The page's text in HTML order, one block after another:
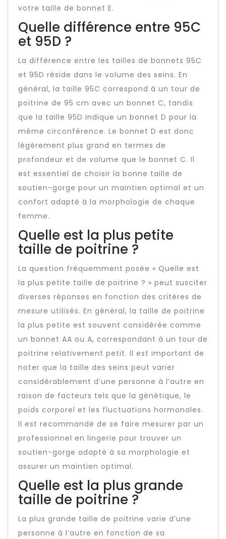
votre taille de bonnet E.
Quelle différence entre 95C
et 95D ?
La différence entre les tailles de bonnets 95C
et 95D réside dans le volume des seins. En
général, la taille 95C correspond à un tour de
poitrine de 95 cm avec un bonnet C, tandis
que la taille 95D indique un bonnet D pour la
même circonférence. Le bonnet D est donc
légèrement plus grand en termes de
profondeur et de volume que le bonnet C. Il
est essentiel de choisir la bonne taille de
soutien-gorge pour un maintien optimal et un
confort adapté à la morphologie de chaque
femme.
Quelle est la plus petite
taille de poitrine ?
La question fréquemment posée « Quelle est
la plus petite taille de poitrine ? » peut susciter
diverses réponses en fonction des critères de
mesure utilisés. En général, la taille de poitrine
la plus petite est souvent considérée comme
un bonnet AA ou A, correspondant à un tour de
poitrine relativement petit. Il est important de
noter que la taille des seins peut varier
considérablement d’une personne à l’autre en
raison de facteurs tels que la génétique, le
poids corporel et les fluctuations hormonales.
Il est recommandé de se faire mesurer par un
professionnel en lingerie pour trouver un
soutien-gorge adapté à sa morphologie et
assurer un maintien optimal.
Quelle est la plus grande
taille de poitrine ?
La plus grande taille de poitrine varie d’une
personne à l’autre en fonction de sa